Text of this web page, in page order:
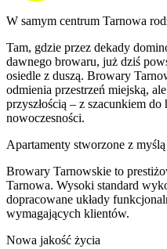
W samym centrum Tarnowa
Tam, gdzie przez dekady
dawnego browaru, już dziś
osiedle z duszą. Browary
odmienia przestrzeń miejską,
przyszłością – z szacunkiem
nowoczesności.
Apartamenty stworzone z
Browary Tarnowskie to
Tarnowa. Wysoki standard
dopracowane układy
wymagających klientów.
Nowa jakość życia